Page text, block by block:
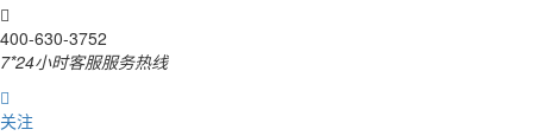

400-630-3752
7*24小时客服服务热线

关注